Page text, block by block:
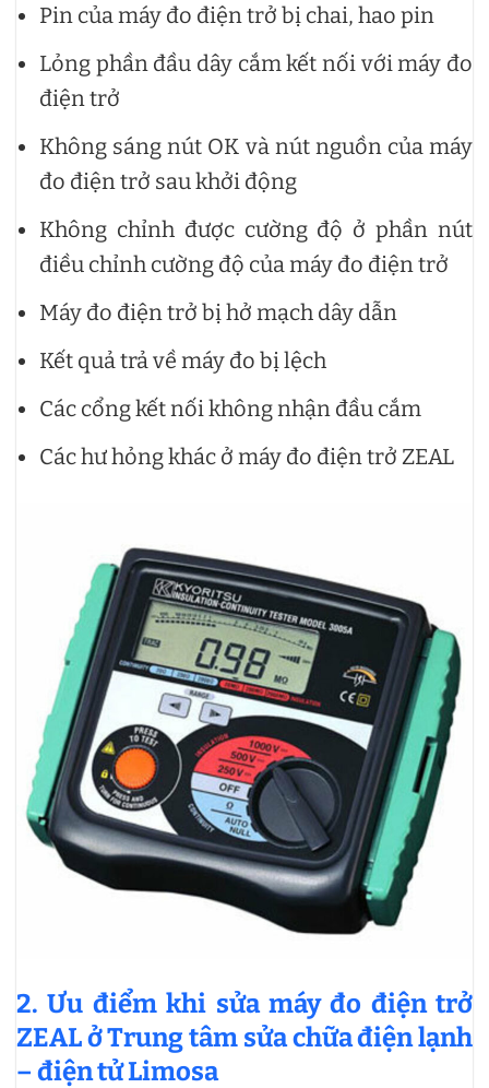
Pin của máy đo điện trở bị chai, hao pin
Lỏng phần đầu dây cắm kết nối với máy đo
điện trở
Không sáng nút OK và nút nguồn của máy
đo điện trở sau khởi động
Không chỉnh được cường độ ở phần nút
điều chỉnh cường độ của máy đo điện trở
Máy đo điện trở bị hở mạch dây dẫn
Kết quả trả về máy đo bị lệch
Các cổng kết nối không nhận đầu cắm
Các hư hỏng khác ở máy đo điện trở ZEAL
2. Ưu điểm khi sửa máy đo điện trở
ZEAL ở Trung tâm sửa chữa điện lạnh
– điện tử Limosa